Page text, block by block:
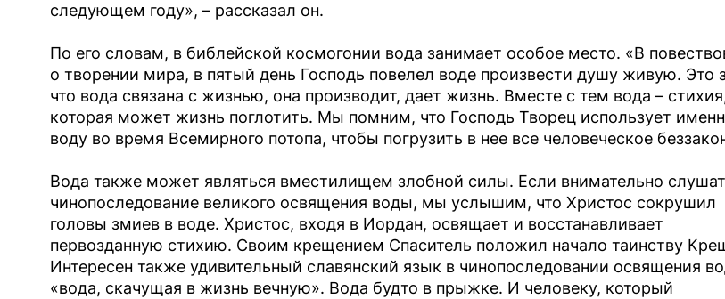
следующем году», – рассказал он.
По его словам, в библейской космогонии вода занимает особое место. «В
о творении мира, в пятый день Господь повелел воде произвести душу живую. Это
что вода связана с жизнью, она производит, дает жизнь. Вместе с тем вода –
которая может жизнь поглотить. Мы помним, что Господь Творец использует
воду во время Всемирного потопа, чтобы погрузить в нее все человеческое
Вода также может являться вместилищем злобной силы. Если внимательно
чинопоследование великого освящения воды, мы услышим, что Христос сокрушил
головы змиев в воде. Христос, входя в Иордан, освящает и восстанавливает
первозданную стихию. Своим крещением Спаситель положил начало таинству
Интересен также удивительный славянский язык в чинопоследовании освящения
«вода, скачущая в жизнь вечную». Вода будто в прыжке. И человеку, который